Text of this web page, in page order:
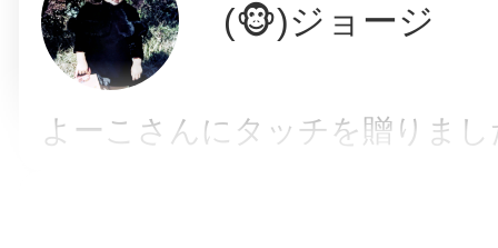
(🐵)ジョージ
よーこさんにタッチを贈りまし